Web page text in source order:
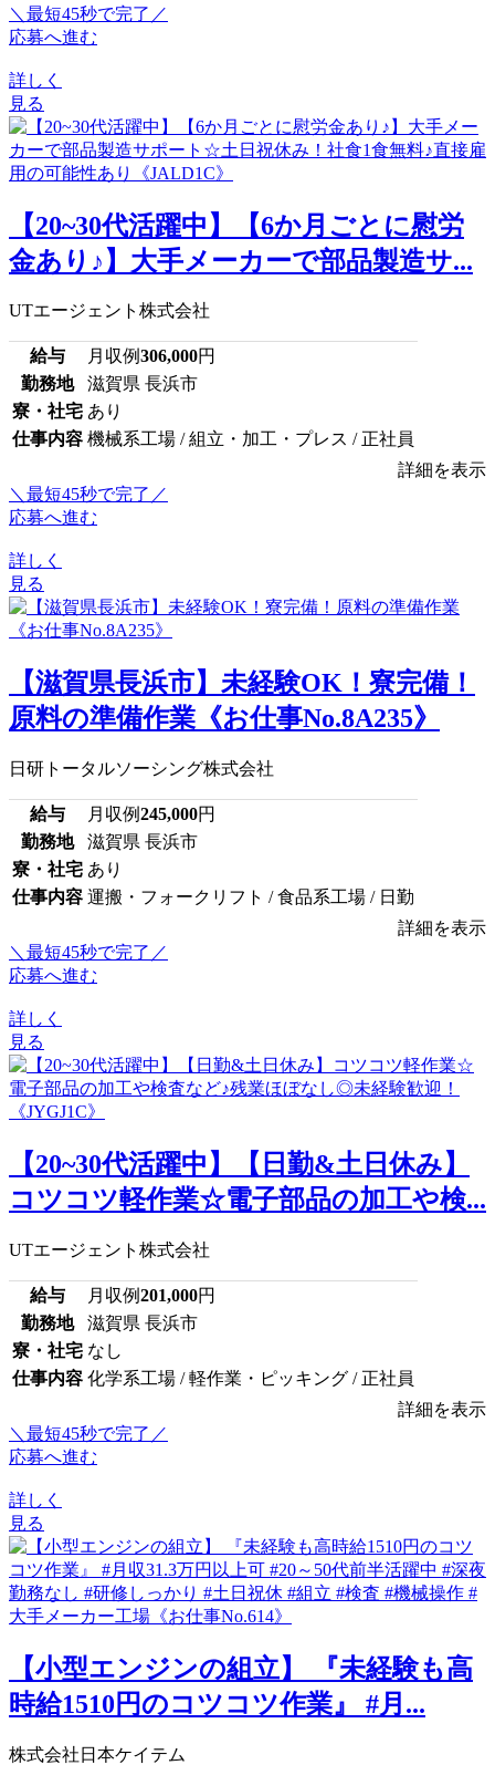
＼最短45秒で完了／
応募へ進む
詳しく
見る
【20~30代活躍中】【6か月ごとに慰労
金あり♪】大手メーカーで部品製造サ...
UTエージェント株式会社
給与 月収例306,000円
勤務地
滋賀県 長浜市
寮・社宅 あり
仕事内容 機械系工場 / 組立・加工・プレス / 正社員
詳細を表示
＼最短45秒で完了／
応募へ進む
詳しく
見る
【滋賀県長浜市】未経験OK！寮完備！
原料の準備作業《お仕事No.8A235》
日研トータルソーシング株式会社
給与 月収例245,000円
勤務地
滋賀県 長浜市
寮・社宅 あり
仕事内容 運搬・フォークリフト / 食品系工場 / 日勤
詳細を表示
＼最短45秒で完了／
応募へ進む
詳しく
見る
【20~30代活躍中】【日勤&土日休み】
コツコツ軽作業☆電子部品の加工や検...
UTエージェント株式会社
給与 月収例201,000円
勤務地
滋賀県 長浜市
寮・社宅 なし
仕事内容 化学系工場 / 軽作業・ピッキング / 正社員
詳細を表示
＼最短45秒で完了／
応募へ進む
詳しく
見る
【小型エンジンの組立】 『未経験も高
時給1510円のコツコツ作業』 #月...
株式会社日本ケイテム